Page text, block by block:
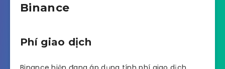
Binance
Phí giao dịch